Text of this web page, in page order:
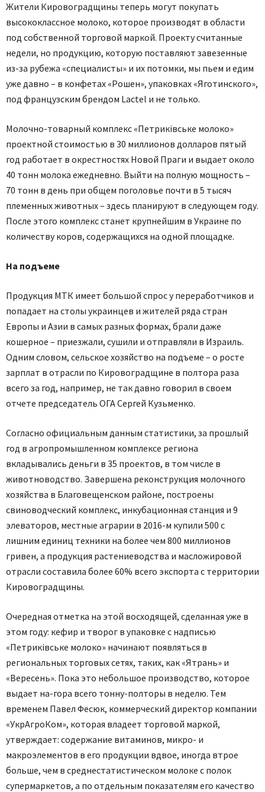
Жители Кировоградщины теперь могут покупать
высококлассное молоко, которое производят в области
под собственной торговой маркой. Проекту считанные
недели, но продукцию, которую поставляют завезенные
из-за рубежа «специалисты» и их потомки, мы пьем и едим
уже давно – в конфетах «Рошен», упаковках «Яготинского»,
под французским брендом Lactel и не только.
Молочно-товарный комплекс «Петриківське молоко»
проектной стоимостью в 30 миллионов долларов пятый
год работает в окрестностях Новой Праги и выдает около
40 тонн молока ежедневно. Выйти на полную мощность –
70 тонн в день при общем поголовье почти в 5 тысяч
племенных животных – здесь планируют в следующем году.
После этого комплекс станет крупнейшим в Украине по
количеству коров, содержащихся на одной площадке.
На подъеме
Продукция МТК имеет большой спрос у переработчиков и
попадает на столы украинцев и жителей ряда стран
Европы и Азии в самых разных формах, брали даже
кошерное – приезжали, сушили и отправляли в Израиль.
Одним словом, сельское хозяйство на подъеме – о росте
зарплат в отрасли по Кировоградщине в полтора раза
всего за год, например, не так давно говорил в своем
отчете председатель ОГА Сергей Кузьменко.
Согласно официальным данным статистики, за прошлый
год в агропромышленном комплексе региона
вкладывались деньги в 35 проектов, в том числе в
животноводство. Завершена реконструкция молочного
хозяйства в Благовещенском районе, построены
свиноводческий комплекс, инкубационная станция и 9
элеваторов, местные аграрии в 2016-м купили 500 с
лишним единиц техники на более чем 800 миллионов
гривен, а продукция растениеводства и масложировой
отрасли составила более 60% всего экспорта с территории
Кировоградщины.
Очередная отметка на этой восходящей, сделанная уже в
этом году: кефир и творог в упаковке с надписью
«Петриківське молоко» начинают появляться в
региональных торговых сетях, таких, как «Ятрань» и
«Вересень». Пока это небольшое производство, которое
выдает на-гора всего тонну-полторы в неделю. Тем
временем Павел Фесюк, коммерческий директор компании
«УкрАгроКом», которая владеет торговой маркой,
утверждает: содержание витаминов, микро- и
макроэлементов в его продукции вдвое, иногда втрое
больше, чем в среднестатистическом молоке с полок
супермаркетов, а по отдельным показателям его качество